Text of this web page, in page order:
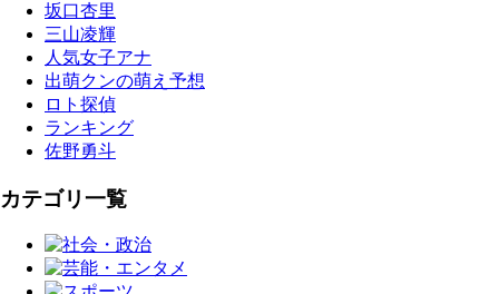
坂口杏里
三山凌輝
人気女子アナ
出萌クンの萌え予想
ロト探偵
ランキング
佐野勇斗
カテゴリ一覧